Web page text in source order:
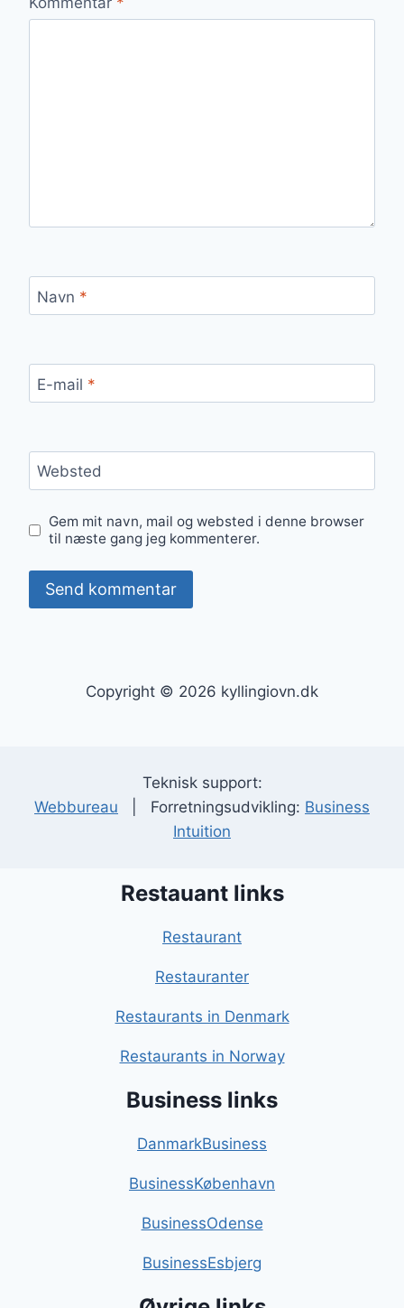
Navn *
E-mail *
Websted
Gem mit navn, mail og websted i denne browser
til næste gang jeg kommenterer.
Copyright © 2026 kyllingiovn.dk
Teknisk support:
Webbureau | Forretningsudvikling: Business
Intuition
Restauant links
Restaurant
Restauranter
Restaurants in Denmark
Restaurants in Norway
Business links
DanmarkBusiness
BusinessKøbenhavn
BusinessOdense
BusinessEsbjerg